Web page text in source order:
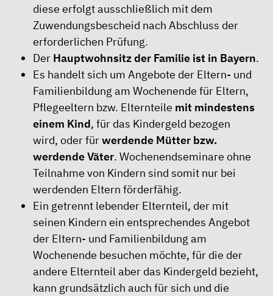
diese erfolgt ausschließlich mit dem
Zuwendungsbescheid nach Abschluss der
erforderlichen Prüfung.
Der Hauptwohnsitz der Familie ist in Bayern.
Es handelt sich um Angebote der Eltern- und
Familienbildung am Wochenende für Eltern,
Pflegeeltern bzw. Elternteile mit mindestens
einem Kind, für das Kindergeld bezogen
wird, oder fürwerdende Mütter bzw.
werdende Väter. Wochenendseminare ohne
Teilnahme von Kindern sind somit nur bei
werdenden Eltern förderfähig.
Ein getrennt lebender Elternteil, der mit
seinen Kindern ein entsprechendes Angebot
der Eltern- und Familienbildung am
Wochenende besuchen möchte, für die der
andere Elternteil aber das Kindergeld bezieht,
kann grundsätzlich auch für sich und die